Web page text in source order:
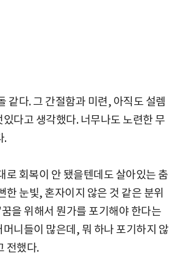
같다. 그 간절함과 미련, 아직도 설렘
다고 생각했다. 너무나도 노련한 무
.
로 회복이 안 됐을텐데도 살아있는 춤
한 눈빛, 혼자이지 않은 것 같은 분위
을 위해서 뭔가를 포기해야 한다는
니들이 많은데, 뭐 하나 포기하지 않
전했다.